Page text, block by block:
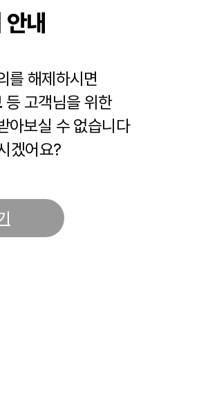
내
를 해제하시면
등 고객님을 위한
아보실 수 없습니다
겠어요?